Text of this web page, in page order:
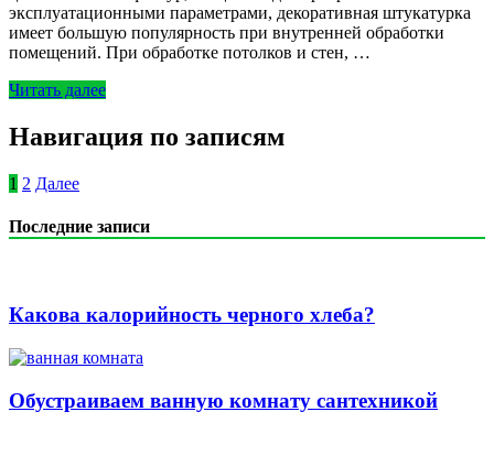
эксплуатационными параметрами, декоративная штукатурка
имеет большую популярность при внутренней обработки
помещений. При обработке потолков и стен, …
Читать далеe
Навигация по записям
1 2 Далее
Последние записи
Какова калорийность черного хлеба?
Обустраиваем ванную комнату сантехникой